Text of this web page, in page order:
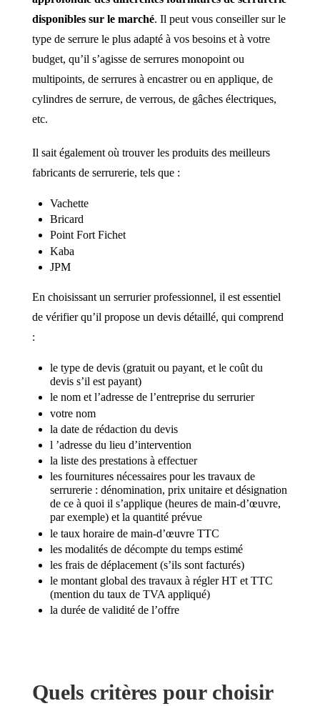
disponibles sur le marché. Il peut vous conseiller sur le
type de serrure le plus adapté à vos besoins et à votre
budget, qu’il s’agisse de serrures monopoint ou
multipoints, de serrures à encastrer ou en applique, de
cylindres de serrure, de verrous, de gâches électriques,
etc.
Il sait également où trouver les produits des meilleurs
fabricants de serrurerie, tels que :
Vachette
Bricard
Point Fort Fichet
Kaba
JPM
En choisissant un serrurier professionnel, il est essentiel
de vérifier qu’il propose un devis détaillé, qui comprend
:
le type de devis (gratuit ou payant, et le coût du
devis s’il est payant)
le nom et l’adresse de l’entreprise du serrurier
votre nom
la date de rédaction du devis
l ’adresse du lieu d’intervention
la liste des prestations à effectuer
les fournitures nécessaires pour les travaux de
serrurerie : dénomination, prix unitaire et désignation
de ce à quoi il s’applique (heures de main-d’œuvre,
par exemple) et la quantité prévue
le taux horaire de main-d’œuvre TTC
les modalités de décompte du temps estimé
les frais de déplacement (s’ils sont facturés)
le montant global des travaux à régler HT et TTC
(mention du taux de TVA appliqué)
la durée de validité de l’offre
Quels critères pour choisir